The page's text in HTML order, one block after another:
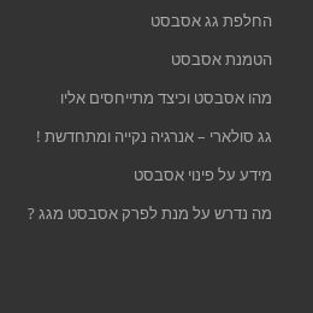
החלפת גג אסבסט
הטמנת אסבסט
מהו אסבסט וכיצד מתייחסים אליו
גג סולארי – אנרגיה נקייה ומתחדשת !
מידע על פינוי אסבסט
מה נדרש על מנת לפרק אסבסט מגג ?